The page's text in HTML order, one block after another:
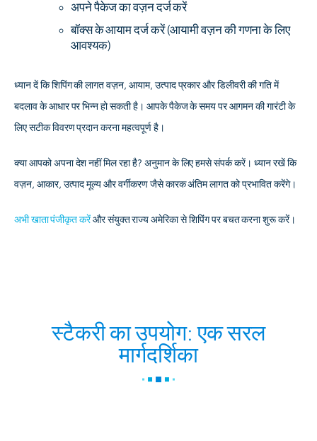
अपने पैकेज का वज़न दर्ज करें
बॉक्स के आयाम दर्ज करें(आयामी वज़न की गणना के लिए
आवश्यक)
ध्यान दें कि शिपिंग की लागत वज़न, आयाम, उत्पाद प्रकार और डिलीवरी की गति में
बदलाव के आधार पर भिन्न हो सकती है। आपके पैकेज के समय पर आगमन की गारंटी के
लिए सटीक विवरण प्रदान करना महत्वपूर्ण है।
क्या आपको अपना देश नहीं मिल रहा है? अनुमान के लिए हमसे संपर्क करें। ध्यान रखें कि
वज़न, आकार, उत्पाद मूल्य और वर्गीकरण जैसे कारक अंतिम लागत को प्रभावित करेंगे।
अभी खाता पंजीकृत करेंऔर संयुक्त राज्य अमेरिका से शिपिंग पर बचत करना शुरू करें।
स्टैकरी का उपयोग: एक सरल
मार्गदर्शिका